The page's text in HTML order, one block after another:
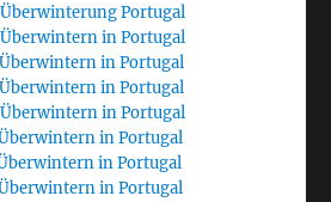
Portugal
in Portugal
in Portugal
in Portugal
in Portugal
in Portugal
in Portugal
in Portugal